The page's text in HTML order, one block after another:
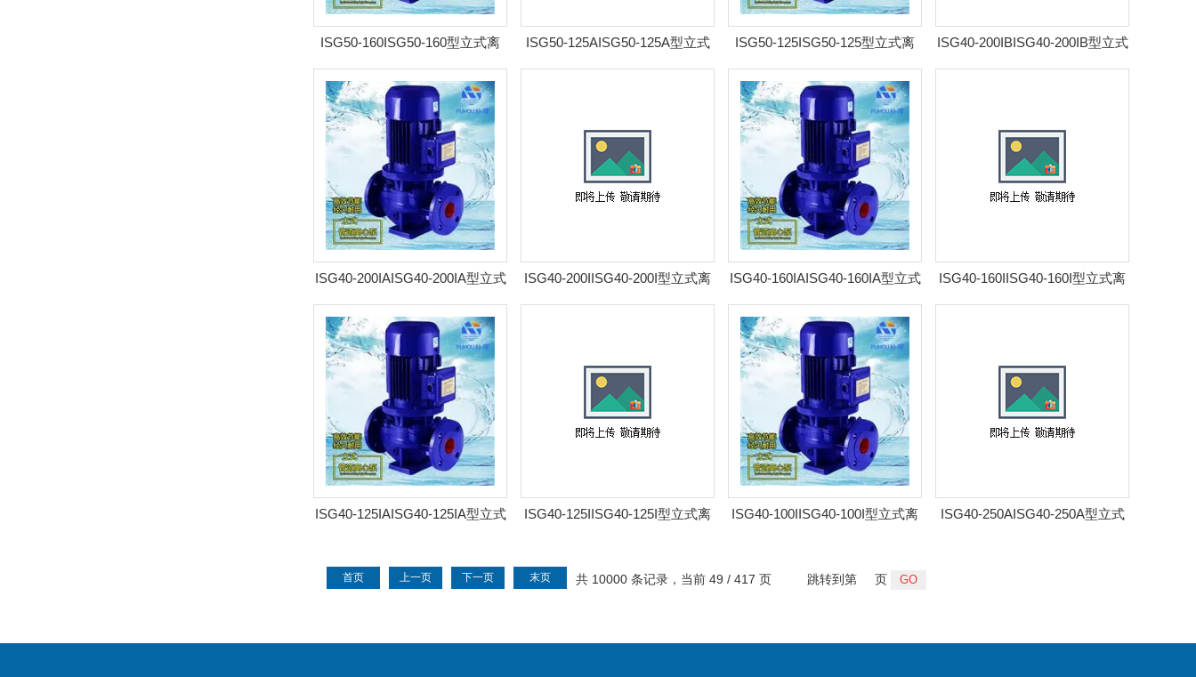
ISG50-160ISG50-160型立式离
心泵 耐腐管道泵
ISG50-125AISG50-125A型立式
离心泵 耐腐管道泵
ISG50-125ISG50-125型立式离
心泵 耐腐管道泵
ISG40-200IBISG40-200IB型立式
离心泵 耐腐管道泵
ISG40-200IAISG40-200IA型立式
离心泵 耐腐管道泵
ISG40-200IISG40-200I型立式离
心泵 耐腐管道泵
ISG40-160IAISG40-160IA型立式
离心泵 耐腐管道泵
ISG40-160IISG40-160I型立式离
心泵 耐腐管道泵
ISG40-125IAISG40-125IA型立式
ISG40-125IISG40-125I型立式离
ISG40-100IISG40-100I型立式离
ISG40-250AISG40-250A型立式
共 10000 条记录，当前 49 / 417 页
首页 上一页 下一页 末页 跳转到第 页